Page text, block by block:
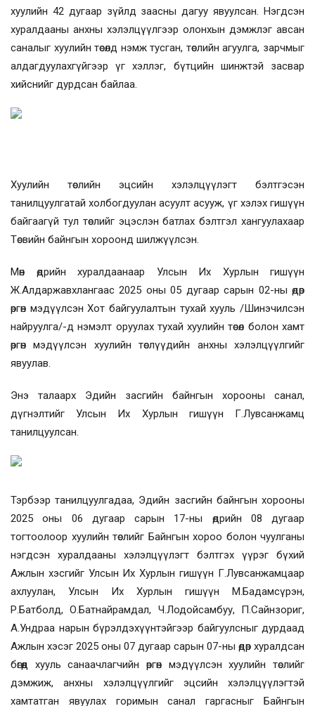
хуулийн 42 дугаар зүйлд заасны дагуу явуулсан. Нэгдсэн
хуралдааны анхны хэлэлцүүлгээр олонхын дэмжлэг авсан
саналыг хуулийн төсөлд нэмж тусган, төслийн агуулга, зарчмыг
алдагдуулахгүйгээр үг хэллэг, бүтцийн шинжтэй засвар
хийснийг дурдсан байлаа.
Хуулийн төслийн эцсийн хэлэлцүүлэгт бэлтгэсэн
танилцуулгатай холбогдуулан асуулт асууж, үг хэлэх гишүүн
байгаагүй тул төслийг эцэслэн батлах бэлтгэл хангуулахаар
Төсвийн байнгын хороонд шилжүүлсэн.
Мөн өдрийн хуралдаанаар Улсын Их Хурлын гишүүн
Ж.Алдаржавхлангаас 2025 оны 05 дугаар сарын 02-ны өдөр
өргөн мэдүүлсэн Хот байгуулалтын тухай хууль /Шинэчилсэн
найруулга/-д нэмэлт оруулах тухай хуулийн төсөл болон хамт
өргөн мэдүүлсэн хуулийн төслүүдийн анхны хэлэлцүүлгийг
явуулав.
Энэ талаарх Эдийн засгийн байнгын хорооны санал,
дүгнэлтийг
Улсын Их Хурлын гишүүн Г.Лувсанжамц
танилцуулсан.
Тэрбээр танилцуулгадаа, Эдийн засгийн байнгын хорооны
2025 оны 06 дугаар сарын 17-ны өдрийн 08 дугаар
тогтоолоор хуулийн төслийг Байнгын хороо болон чуулганы
нэгдсэн хуралдааны хэлэлцүүлэгт бэлтгэх үүрэг бүхий
Ажлын хэсгийг Улсын Их Хурлын гишүүн Г.Лувсанжамцаар
ахлуулан, Улсын Их Хурлын гишүүн М.Бадамсүрэн,
Р.Батболд, О.Батнайрамдал, Ч.Лодойсамбуу, П.Сайнзориг,
А.Ундраа нарын бүрэлдэхүүнтэйгээр байгуулсныг дурдаад
Ажлын хэсэг 2025 оны 07 дугаар сарын 07-ны өдөр хуралдсан
бөгөөд хууль санаачлагчийн өргөн мэдүүлсэн хуулийн төслийг
дэмжиж, анхны хэлэлцүүлгийг эцсийн хэлэлцүүлэгтэй
хамтатган явуулах горимын санал гаргасныг Байнгын